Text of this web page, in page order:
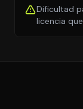
Dificultad
licencia